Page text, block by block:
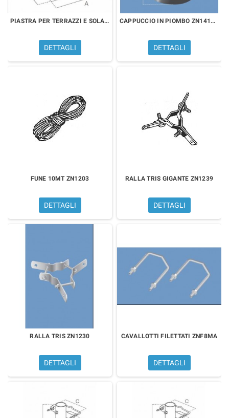
PIASTRA PER TERRAZZI E SOLAI ZN1420
DETTAGLI
CAPPUCCIO IN PIOMBO ZN1419PB
DETTAGLI
FUNE 10MT ZN1203
DETTAGLI
RALLA TRIS GIGANTE ZN1239
DETTAGLI
RALLA TRIS ZN1230
DETTAGLI
CAVALLOTTI FILETTATI ZNF8MA
DETTAGLI